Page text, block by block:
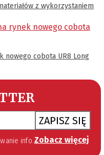
z wykorzystaniem
nowego cobota UR8 Long
ZAPISZ SIĘ
1204). Zgoda jest dobrowolna, jednak jej wyrażenie jest konieczne, aby otrzymywać newsletter. Zobacz więcej